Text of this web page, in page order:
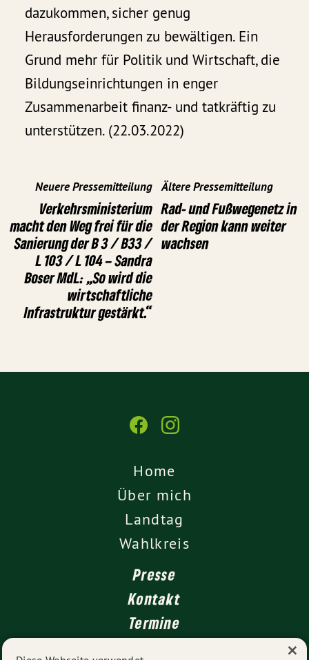
dazukommen, sicher genug
Herausforderungen zu bewältigen. Ein
Grund mehr für Politik und Wirtschaft, die
Bildungseinrichtungen in enger
Zusammenarbeit finanz- und tatkräftig zu
unterstützen. (22.03.2022)
Neuere Pressemitteilung
Verkehrsministerium
macht den Weg frei für die
Sanierung der B 3 / B33 /
L 103 / L 104 – Sandra
Boser MdL: „So wird die
wirtschaftliche
Infrastruktur gestärkt.“
Ältere Pressemitteilung
Rad- und Fußwegenetz in
der Region kann weiter
wachsen
Home
Über mich
Landtag
Wahlkreis
Presse
Kontakt
Termine
×